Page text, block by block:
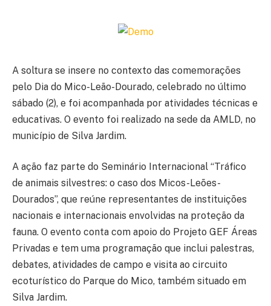
A soltura se insere no contexto das comemorações
pelo Dia do Mico-Leão-Dourado, celebrado no último
sábado (2), e foi acompanhada por atividades técnicas e
educativas. O evento foi realizado na sede da AMLD, no
município de Silva Jardim.
A ação faz parte do Seminário Internacional “Tráfico
de animais silvestres: o caso dos Micos-Leões-
Dourados”, que reúne representantes de instituições
nacionais e internacionais envolvidas na proteção da
fauna. O evento conta com apoio do Projeto GEF Áreas
Privadas e tem uma programação que inclui palestras,
debates, atividades de campo e visita ao circuito
ecoturístico do Parque do Mico, também situado em
Silva Jardim.